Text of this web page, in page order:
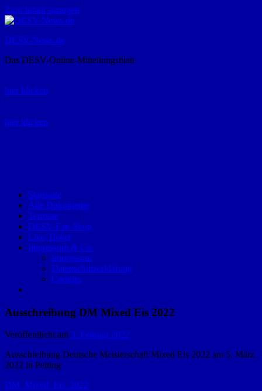
Zum Inhalt springen
DESV-News.de
Das DESV-Online-Mitteilungsblatt
hier klicken
hier klicken
Startseite
Alle Dokumente
Termine
DESV-Fan-Shop
Live-Ticker
Impressum & Co.
Impressum
Datenschutzerklärung
Cookies
Ausschreibung DM Mixed Eis 2022
Veröffentlicht am 3. Februar 2022
Ausschreibung Deutsche Meisterschaft Mixed Eis 2022 am 5. März
2022 in Peiting
DM_Mixed_Eis_2022